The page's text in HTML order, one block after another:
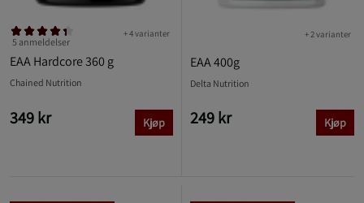
EAA Hardcore 360 g
+ 4 varianter
5 anmeldelser
Chained Nutrition
349 kr Kjøp
EAA 400g
+ 2 varianter
Delta Nutrition
249 kr Kjøp